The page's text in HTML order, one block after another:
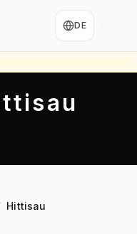
DE
Hittisau